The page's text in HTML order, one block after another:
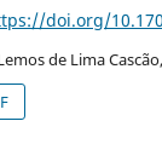
doi.org/
de Lima